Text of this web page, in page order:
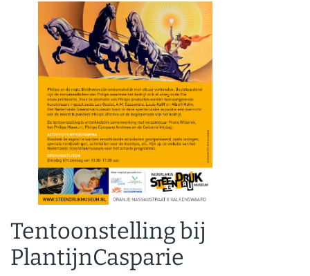
Tentoonstelling bij
PlantijnCasparie